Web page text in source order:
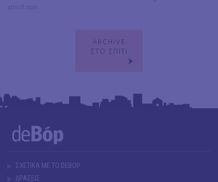
ARCHIVE
ΣΤΟ ΣΠΙΤΙ
ΣΧΕΤΙΚΑ ΜΕ ΤΟ DEBOP
ΔΡΑΣΕΙΣ